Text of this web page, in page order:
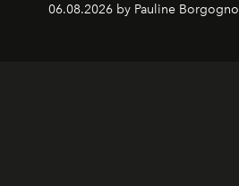
06.08.2026 by Pauline Borgogno